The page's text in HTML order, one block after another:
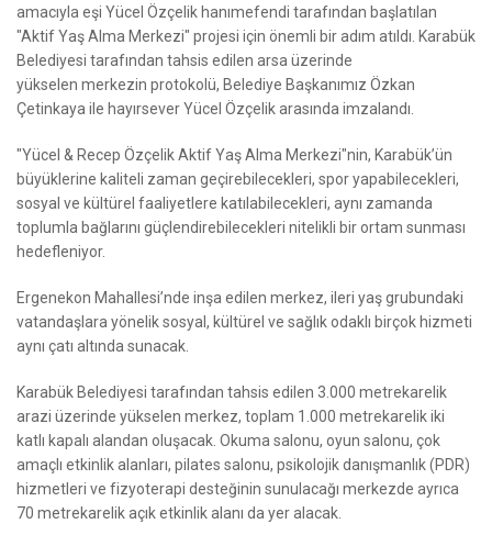
amacıyla eşi Yücel Özçelik hanımefendi tarafından başlatılan
"Aktif Yaş Alma Merkezi" projesi için önemli bir adım atıldı. Karabük
Belediyesi tarafından tahsis edilen arsa üzerinde
yükselen merkezin protokolü, Belediye Başkanımız Özkan
Çetinkaya ile hayırsever Yücel Özçelik arasında imzalandı.
"Yücel & Recep Özçelik Aktif Yaş Alma Merkezi"nin, Karabük’ün
büyüklerine kaliteli zaman geçirebilecekleri, spor yapabilecekleri,
sosyal ve kültürel faaliyetlere katılabilecekleri, aynı zamanda
toplumla bağlarını güçlendirebilecekleri nitelikli bir ortam sunması
hedefleniyor.
Ergenekon Mahallesi’nde inşa edilen merkez, ileri yaş grubundaki
vatandaşlara yönelik sosyal, kültürel ve sağlık odaklı birçok hizmeti
aynı çatı altında sunacak.
Karabük Belediyesi tarafından tahsis edilen 3.000 metrekarelik
arazi üzerinde yükselen merkez, toplam 1.000 metrekarelik iki
katlı kapalı alandan oluşacak. Okuma salonu, oyun salonu, çok
amaçlı etkinlik alanları, pilates salonu, psikolojik danışmanlık (PDR)
hizmetleri ve fizyoterapi desteğinin sunulacağı merkezde ayrıca
70 metrekarelik açık etkinlik alanı da yer alacak.